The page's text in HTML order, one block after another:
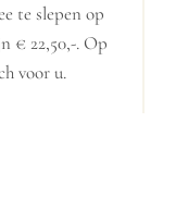
te slepen op
€ 22,50,-. Op
voor u.